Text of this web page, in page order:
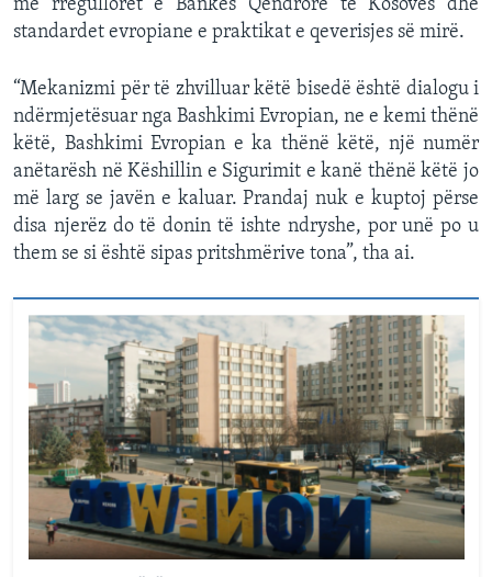
me rregulloret e Bankës Qendrore të Kosovës dhe
standardet evropiane e praktikat e qeverisjes së mirë.
“Mekanizmi për të zhvilluar këtë bisedë është dialogu i
ndërmjetësuar nga Bashkimi Evropian, ne e kemi thënë
këtë, Bashkimi Evropian e ka thënë këtë, një numër
anëtarësh në Këshillin e Sigurimit e kanë thënë këtë jo
më larg se javën e kaluar. Prandaj nuk e kuptoj përse
disa njerëz do të donin të ishte ndryshe, por unë po u
them se si është sipas pritshmërive tona”, tha ai.